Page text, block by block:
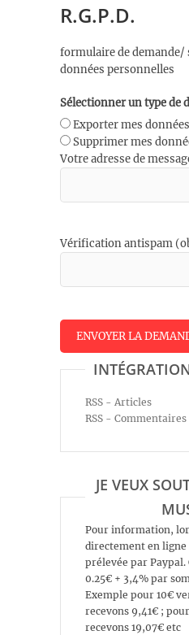
R.G.P.D.
formulaire de demande/
données personnelles
Sélectionner un type de
Exporter mes
Supprimer mes
Votre adresse de
Vérification antispam
RSS - Articles
RSS - Commentaires
JE VEUX
Pour information,
directement en
prélevée par Paypal.
0.25€ + 3,4% par
Exemple pour 10€
recevons 9,41€ ;
recevons 19,07€ etc